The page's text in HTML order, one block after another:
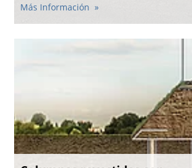
Más Información